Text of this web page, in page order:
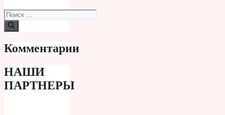
Поиск:
Комментарии
НАШИ
ПАРТНЕРЫ